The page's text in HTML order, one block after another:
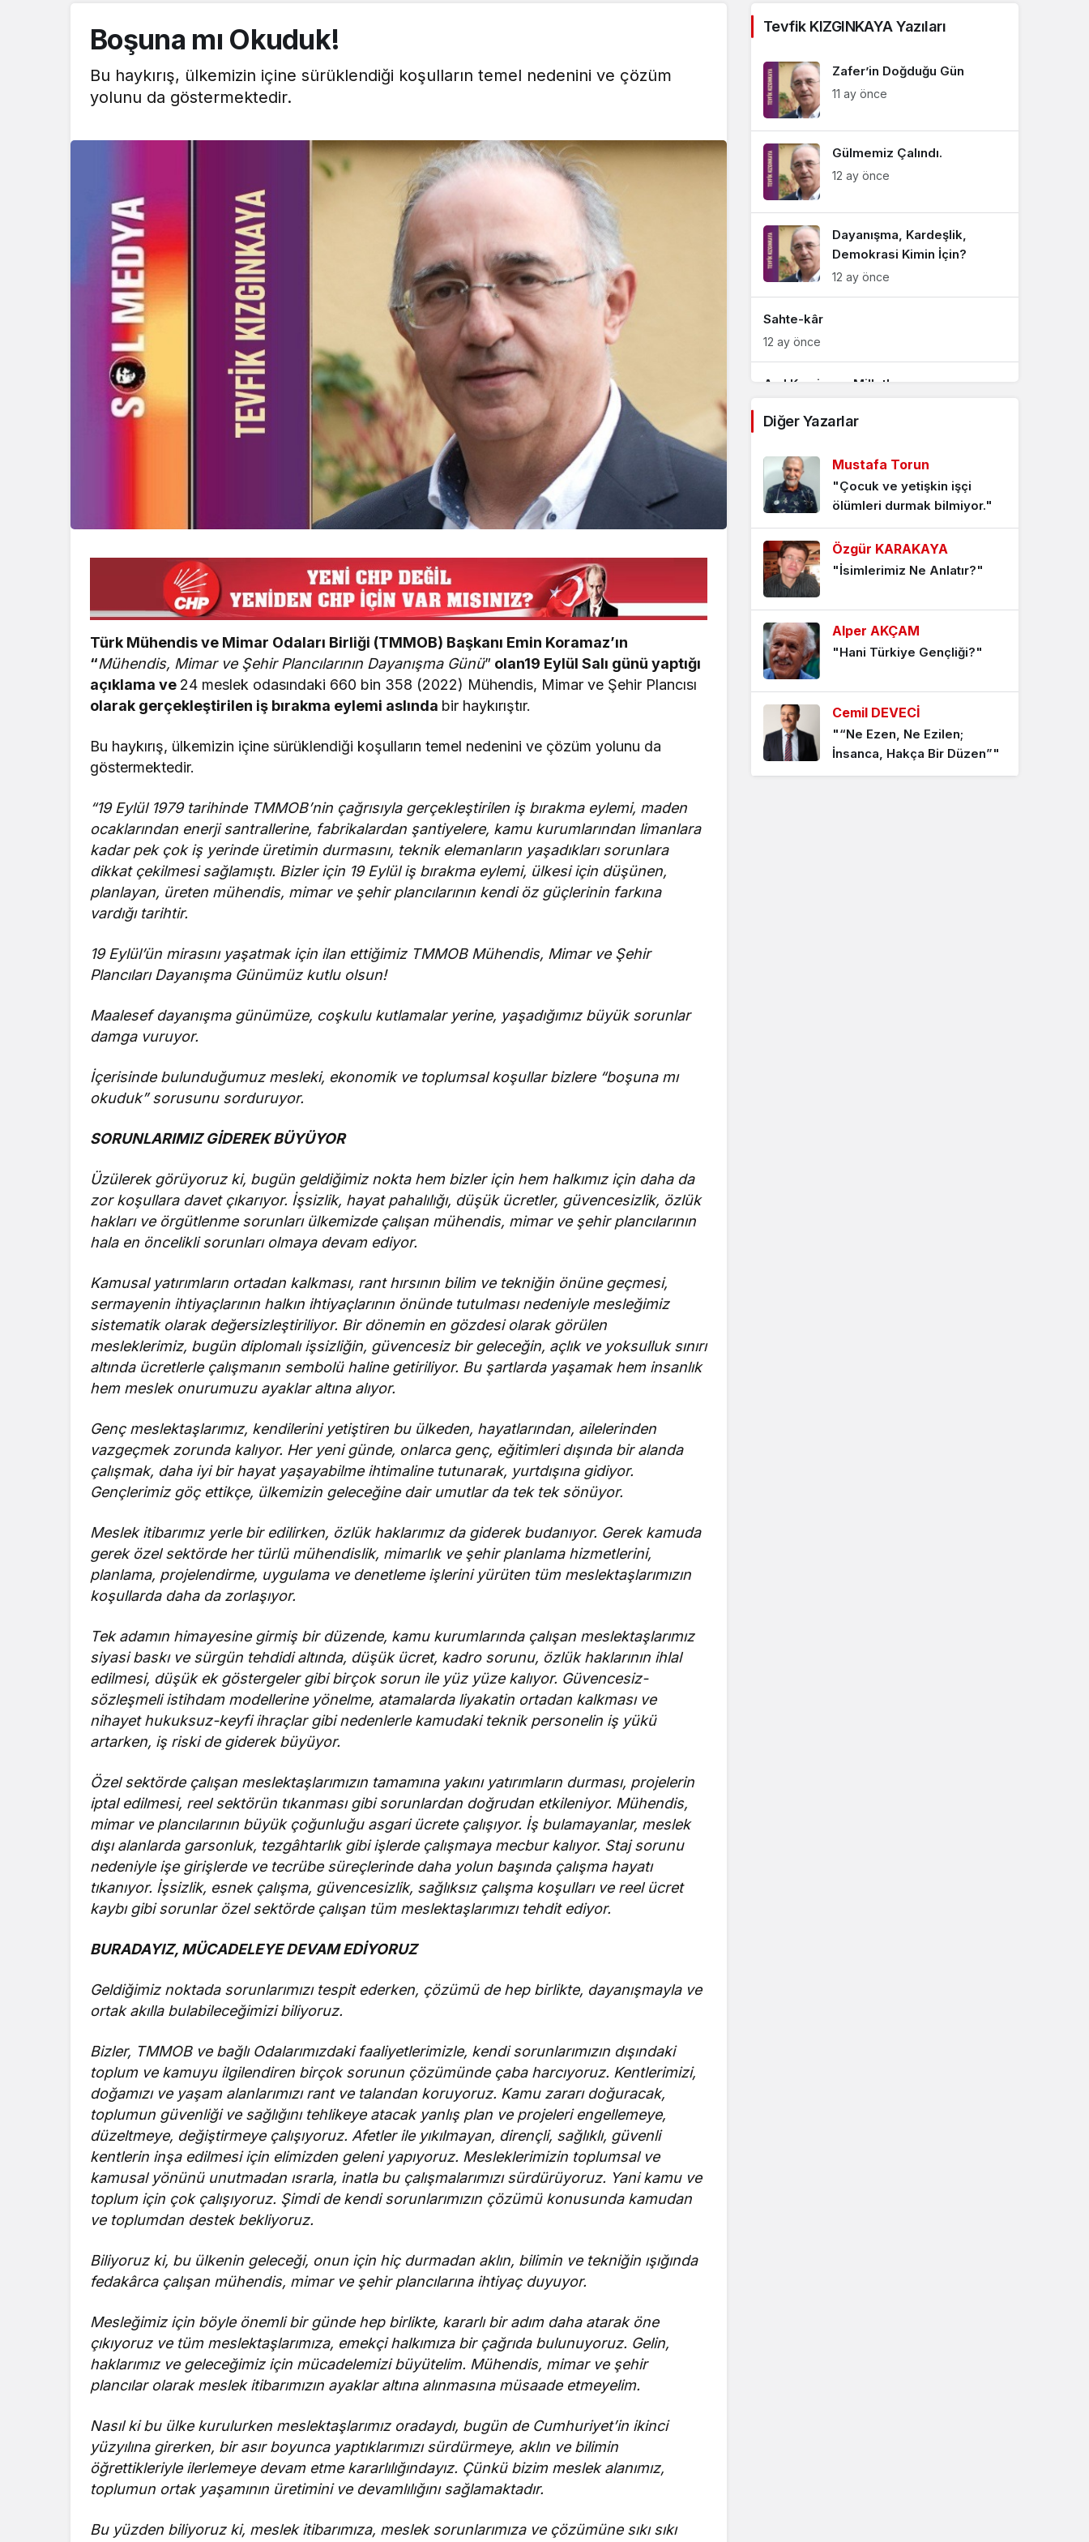
Sistem Modu
Sistem modunu seçin.
Boşuna mı Okuduk!
Bu haykırış, ülkemizin içine sürüklendiği koşulların temel nedenini ve çözüm
yolunu da göstermektedir.
Türk Mühendis ve Mimar Odaları Birliği (TMMOB) Başkanı Emin Koramaz’ın
“Mühendis, Mimar ve Şehir Plancılarının Dayanışma Günü” olan19 Eylül Salı günü yaptığı
açıklama ve 24 meslek odasındaki 660 bin 358 (2022) Mühendis, Mimar ve Şehir Plancısı
olarak gerçekleştirilen iş bırakma eylemi aslında bir haykırıştır.
Bu haykırış, ülkemizin içine sürüklendiği koşulların temel nedenini ve çözüm yolunu da
göstermektedir.
“19 Eylül 1979 tarihinde TMMOB’nin çağrısıyla gerçekleştirilen iş bırakma eylemi, maden
ocaklarından enerji santrallerine, fabrikalardan şantiyelere, kamu kurumlarından limanlara
kadar pek çok iş yerinde üretimin durmasını, teknik elemanların yaşadıkları sorunlara
dikkat çekilmesi sağlamıştı. Bizler için 19 Eylül iş bırakma eylemi, ülkesi için düşünen,
planlayan, üreten mühendis, mimar ve şehir plancılarının kendi öz güçlerinin farkına
vardığı tarihtir.
19 Eylül’ün mirasını yaşatmak için ilan ettiğimiz TMMOB Mühendis, Mimar ve Şehir
Plancıları Dayanışma Günümüz kutlu olsun!
Maalesef dayanışma günümüze, coşkulu kutlamalar yerine, yaşadığımız büyük sorunlar
damga vuruyor.
İçerisinde bulunduğumuz mesleki, ekonomik ve toplumsal koşullar bizlere “boşuna mı
okuduk” sorusunu sorduruyor.
SORUNLARIMIZ GİDEREK BÜYÜYOR
Üzülerek görüyoruz ki, bugün geldiğimiz nokta hem bizler için hem halkımız için daha da
zor koşullara davet çıkarıyor. İşsizlik, hayat pahalılığı, düşük ücretler, güvencesizlik, özlük
hakları ve örgütlenme sorunları ülkemizde çalışan mühendis, mimar ve şehir plancılarının
hala en öncelikli sorunları olmaya devam ediyor.
Kamusal yatırımların ortadan kalkması, rant hırsının bilim ve tekniğin önüne geçmesi,
sermayenin ihtiyaçlarının halkın ihtiyaçlarının önünde tutulması nedeniyle mesleğimiz
sistematik olarak değersizleştiriliyor. Bir dönemin en gözdesi olarak görülen
mesleklerimiz, bugün diplomalı işsizliğin, güvencesiz bir geleceğin, açlık ve yoksulluk sınırı
altında ücretlerle çalışmanın sembolü haline getiriliyor. Bu şartlarda yaşamak hem insanlık
hem meslek onurumuzu ayaklar altına alıyor.
Genç meslektaşlarımız, kendilerini yetiştiren bu ülkeden, hayatlarından, ailelerinden
vazgeçmek zorunda kalıyor. Her yeni günde, onlarca genç, eğitimleri dışında bir alanda
çalışmak, daha iyi bir hayat yaşayabilme ihtimaline tutunarak, yurtdışına gidiyor.
Gençlerimiz göç ettikçe, ülkemizin geleceğine dair umutlar da tek tek sönüyor.
Meslek itibarımız yerle bir edilirken, özlük haklarımız da giderek budanıyor. Gerek kamuda
gerek özel sektörde her türlü mühendislik, mimarlık ve şehir planlama hizmetlerini,
planlama, projelendirme, uygulama ve denetleme işlerini yürüten tüm meslektaşlarımızın
koşullarda daha da zorlaşıyor.
Tek adamın himayesine girmiş bir düzende, kamu kurumlarında çalışan meslektaşlarımız
siyasi baskı ve sürgün tehdidi altında, düşük ücret, kadro sorunu, özlük haklarının ihlal
edilmesi, düşük ek göstergeler gibi birçok sorun ile yüz yüze kalıyor. Güvencesiz-
sözleşmeli istihdam modellerine yönelme, atamalarda liyakatin ortadan kalkması ve
nihayet hukuksuz-keyfi ihraçlar gibi nedenlerle kamudaki teknik personelin iş yükü
artarken, iş riski de giderek büyüyor.
Özel sektörde çalışan meslektaşlarımızın tamamına yakını yatırımların durması, projelerin
iptal edilmesi, reel sektörün tıkanması gibi sorunlardan doğrudan etkileniyor. Mühendis,
mimar ve plancılarının büyük çoğunluğu asgari ücrete çalışıyor. İş bulamayanlar, meslek
dışı alanlarda garsonluk, tezgâhtarlık gibi işlerde çalışmaya mecbur kalıyor. Staj sorunu
nedeniyle işe girişlerde ve tecrübe süreçlerinde daha yolun başında çalışma hayatı
tıkanıyor. İşsizlik, esnek çalışma, güvencesizlik, sağlıksız çalışma koşulları ve reel ücret
kaybı gibi sorunlar özel sektörde çalışan tüm meslektaşlarımızı tehdit ediyor.
BURADAYIZ, MÜCADELEYE DEVAM EDİYORUZ
Geldiğimiz noktada sorunlarımızı tespit ederken, çözümü de hep birlikte, dayanışmayla ve
ortak akılla bulabileceğimizi biliyoruz.
Bizler, TMMOB ve bağlı Odalarımızdaki faaliyetlerimizle, kendi sorunlarımızın dışındaki
toplum ve kamuyu ilgilendiren birçok sorunun çözümünde çaba harcıyoruz. Kentlerimizi,
doğamızı ve yaşam alanlarımızı rant ve talandan koruyoruz. Kamu zararı doğuracak,
toplumun güvenliği ve sağlığını tehlikeye atacak yanlış plan ve projeleri engellemeye,
düzeltmeye, değiştirmeye çalışıyoruz. Afetler ile yıkılmayan, dirençli, sağlıklı, güvenli
kentlerin inşa edilmesi için elimizden geleni yapıyoruz. Mesleklerimizin toplumsal ve
kamusal yönünü unutmadan ısrarla, inatla bu çalışmalarımızı sürdürüyoruz. Yani kamu ve
toplum için çok çalışıyoruz. Şimdi de kendi sorunlarımızın çözümü konusunda kamudan
ve toplumdan destek bekliyoruz.
Biliyoruz ki, bu ülkenin geleceği, onun için hiç durmadan aklın, bilimin ve tekniğin ışığında
fedakârca çalışan mühendis, mimar ve şehir plancılarına ihtiyaç duyuyor.
Mesleğimiz için böyle önemli bir günde hep birlikte, kararlı bir adım daha atarak öne
çıkıyoruz ve tüm meslektaşlarımıza, emekçi halkımıza bir çağrıda bulunuyoruz. Gelin,
haklarımız ve geleceğimiz için mücadelemizi büyütelim. Mühendis, mimar ve şehir
plancılar olarak meslek itibarımızın ayaklar altına alınmasına müsaade etmeyelim.
Nasıl ki bu ülke kurulurken meslektaşlarımız oradaydı, bugün de Cumhuriyet’in ikinci
yüzyılına girerken, bir asır boyunca yaptıklarımızı sürdürmeye, aklın ve bilimin
öğrettikleriyle ilerlemeye devam etme kararlılığındayız. Çünkü bizim meslek alanımız,
toplumun ortak yaşamının üretimini ve devamlılığını sağlamaktadır.
Bu yüzden biliyoruz ki, meslek itibarımıza, meslek sorunlarımıza ve çözümüne sıkı sıkı
Tevfik KIZGINKAYA Yazıları
Zafer’in Doğduğu Gün
11 ay önce
Gülmemiz Çalındı.
12 ay önce
Dayanışma, Kardeşlik,
Demokrasi Kimin İçin?
12 ay önce
Sahte-kâr
12 ay önce
Asıl Komisyon Milletle…
1 yıl önce
Millet mi Ümmet mi?
Terörsüz Türkiye Kimin İçin?
1 yıl önce
İktidarın Hal ve Gidişi
1 yıl önce
Siyaset Kimin İçin Yapılır?
1 yıl önce
Diğer Yazarlar
Mustafa Torun
"Çocuk ve yetişkin işçi
ölümleri durmak bilmiyor."
Özgür KARAKAYA
"İsimlerimiz Ne Anlatır?"
Alper AKÇAM
"Hani Türkiye Gençliği?"
Cemil DEVECİ
"“Ne Ezen, Ne Ezilen;
İnsanca, Hakça Bir Düzen”"